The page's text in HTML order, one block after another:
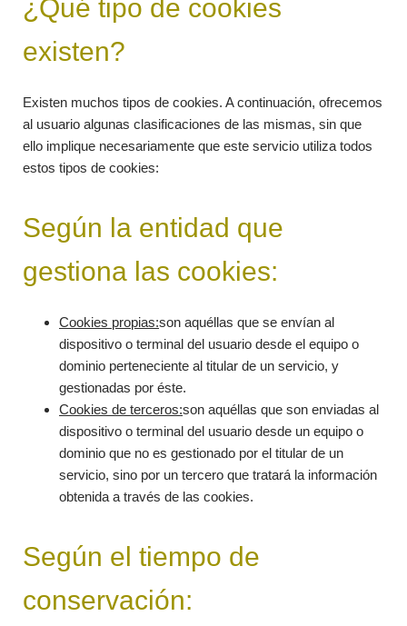
¿Qué tipo de cookies
existen?
Existen muchos tipos de cookies. A continuación, ofrecemos
al usuario algunas clasificaciones de las mismas, sin que
ello implique necesariamente que este servicio utiliza todos
estos tipos de cookies:
Según la entidad que
gestiona las cookies:
Cookies propias:son aquéllas que se envían al
dispositivo o terminal del usuario desde el equipo o
dominio perteneciente al titular de un servicio, y
gestionadas por éste.
Cookies de terceros:son aquéllas que son enviadas al
dispositivo o terminal del usuario desde un equipo o
dominio que no es gestionado por el titular de un
servicio, sino por un tercero que tratará la información
obtenida a través de las cookies.
Según el tiempo de
conservación: